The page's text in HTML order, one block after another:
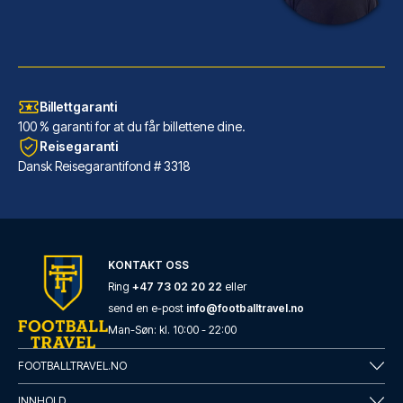
INNSiDE by Meliá Leipzig
Har du INNSiDE by Meliá Leipzi...
LES MER OM HOTELLET
Billettgaranti
100 % garanti for at du får billettene dine.
Reisegaranti
Dansk Reisegarantifond # 3318
KONTAKT OSS
Ring +47 73 02 20 22 eller
send en e-post info@footballtravel.no
Man-Søn: kl. 10:00 - 22:00
FOOTBALLTRAVEL.NO